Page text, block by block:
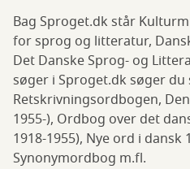
Bag Sproget.dk står
for sprog og litteratur,
Det Danske Sprog- og
søger i Sproget.dk søger
Retskrivningsordbogen,
1955-), Ordbog over det
1918-1955), Nye ord i dansk
Synonymordbog m.fl.